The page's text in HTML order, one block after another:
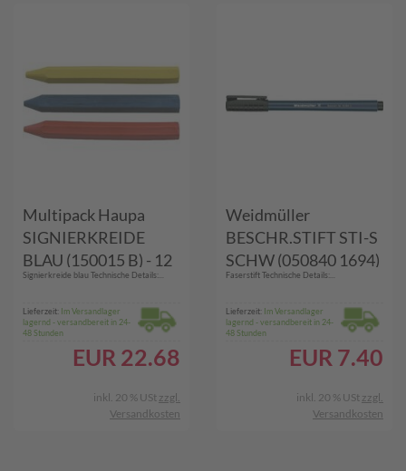
Multipack Haupa
SIGNIERKREIDE
BLAU (150015 B) - 12
Stück
Signierkreide blau Technische Details:...
Lieferzeit: Im Versandlager
lagernd - versandbereit in 24-
48 Stunden
EUR 22.68
inkl. 20 % USt zzgl.
Versandkosten
Weidmüller
BESCHR.STIFT STI-S
SCHW (050840 1694)
Faserstift Technische Details:...
Lieferzeit: Im Versandlager
lagernd - versandbereit in 24-
48 Stunden
EUR 7.40
inkl. 20 % USt zzgl.
Versandkosten